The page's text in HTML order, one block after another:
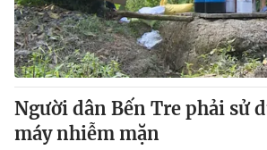
Sản phẩm
Thị trường
Tư vấn
Lịch phát sóng
Chuyên mục khác
Emagazine
Người dân Bến Tre phải sử
máy nhiễm mặn